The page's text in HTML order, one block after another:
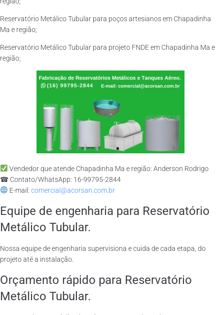
Reservatório Metálico Tubular para poços artesianos em Chapadinha
Ma e região;
Reservatório Metálico Tubular para projeto FNDE em Chapadinha Ma e
região;
Vendedor que atende Chapadinha Ma e região: Anderson Rodrigo
☎ Contato/WhatsApp: 16-99795-2844
E-mail: comercial@acorsan.com.br
Equipe de engenharia para Reservatório
Metálico Tubular.
Nossa equipe de engenharia supervisiona e cuida de cada etapa, do
projeto até a instalação.
Orçamento rápido para Reservatório
Metálico Tubular.